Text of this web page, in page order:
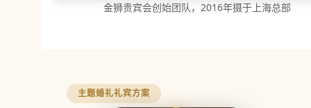
金狮贵宾会创始团队，2016年摄于上海总部
主题婚礼礼宾方案